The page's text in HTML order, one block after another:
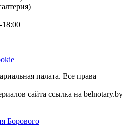
18:00
палата. Все права
сайта ссылка на belnotary.by
Борового